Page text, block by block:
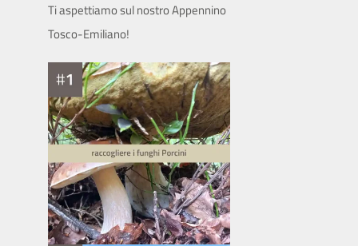
Ti aspettiamo sul nostro Appennino
Tosco-Emiliano!